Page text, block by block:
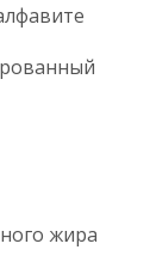
жира